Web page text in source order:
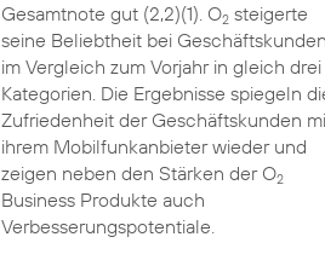
Gesamtnote gut (2,2)(1). O2steigerte
seine Beliebtheit bei
im Vergleich zum Vorjahr in gleich drei
Kategorien. Die Ergebnisse spiegeln
Zufriedenheit der Geschäftskunden
ihrem Mobilfunkanbieter wieder und
zeigen neben den Stärken der O2
Business Produkte auch
Verbesserungspotentiale.